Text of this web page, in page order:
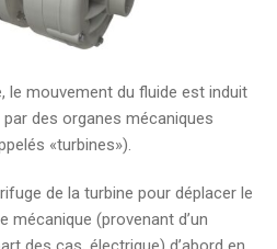
le mouvement du fluide est induit
des organes mécaniques
«turbines»).
de la turbine pour déplacer le
mécanique (provenant d’un